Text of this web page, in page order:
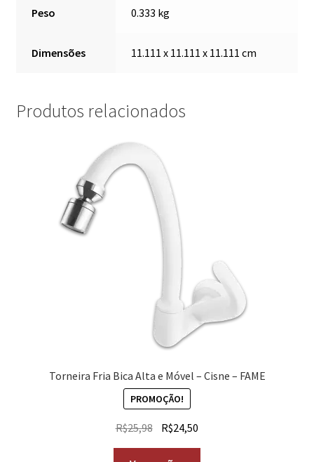
Peso 0.333 kg
Dimensões 11.111 x 11.111 x 11.111 cm
Produtos relacionados
Torneira Fria Bica Alta e Móvel – Cisne – FAME
PROMOÇÃO!
R$25,98 R$24,50